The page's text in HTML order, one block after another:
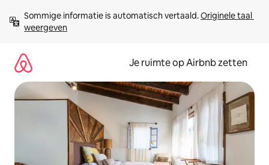
direct
naar
Sommige informatie is automatisch vertaald. Originele taal
weergeven
Je ruimte op Airbnb zetten